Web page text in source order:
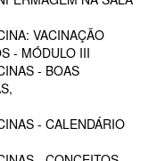
VACINAÇÃO
- MÓDULO III
- BOAS
- CALENDÁRIO